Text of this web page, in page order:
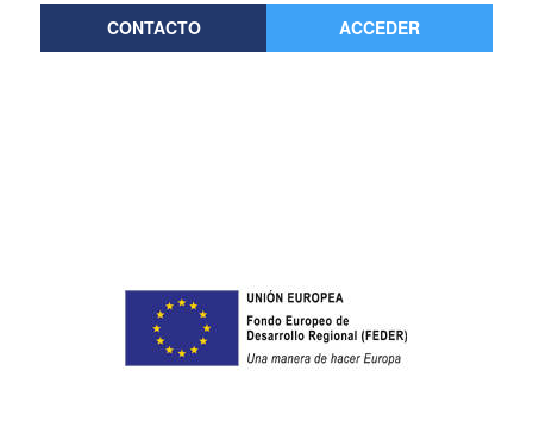
CONTACTO ACCEDER